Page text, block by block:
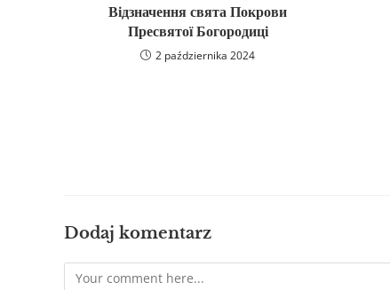
Відзначення свята Покрови
Пресвятої Богородиці
2 października 2024
Dodaj komentarz